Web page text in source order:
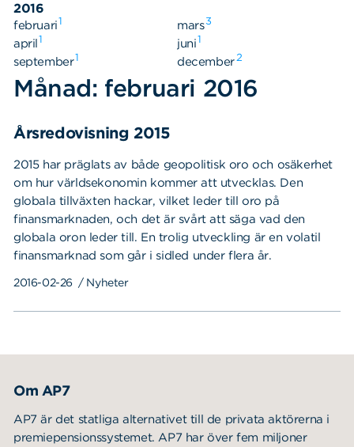
2016
februari1 mars3
april1 juni1
september1 december2
Månad: februari 2016
Årsredovisning 2015
2015 har präglats av både geopolitisk oro och osäkerhet
om hur världsekonomin kommer att utvecklas. Den
globala tillväxten hackar, vilket leder till oro på
finansmarknaden, och det är svårt att säga vad den
globala oron leder till. En trolig utveckling är en volatil
finansmarknad som går i sidled under flera år.
2016-02-26 / Nyheter
Om AP7
AP7 är det statliga alternativet till de privata aktörerna i
premiepensionssystemet. AP7 har över fem miljoner